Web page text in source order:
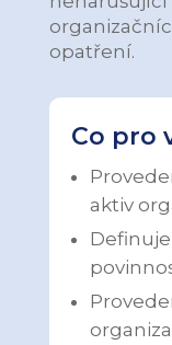
opatření.
Co pro
aktiv